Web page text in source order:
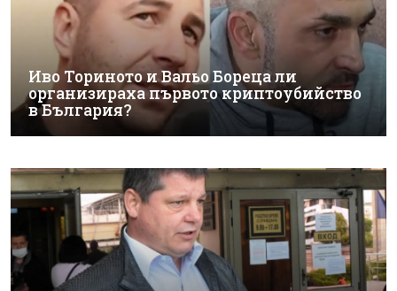
Иво Ториното и Вальо Бореца ли
организираха първото криптоубийство
в България?